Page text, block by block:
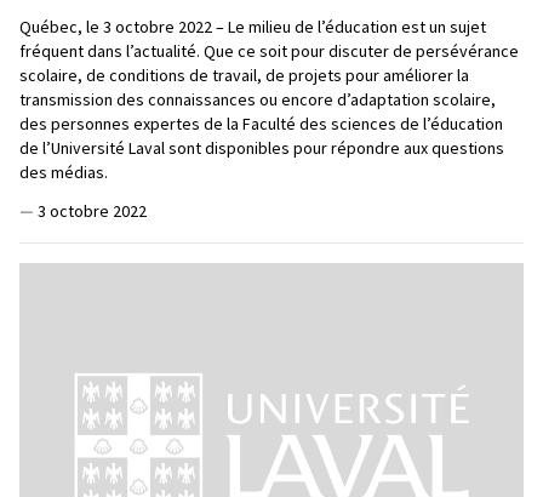
Québec, le 3 octobre 2022 – Le milieu de l’éducation est un sujet
fréquent dans l’actualité. Que ce soit pour discuter de persévérance
scolaire, de conditions de travail, de projets pour améliorer la
transmission des connaissances ou encore d’adaptation scolaire,
des personnes expertes de la Faculté des sciences de l’éducation
de l’Université Laval sont disponibles pour répondre aux questions
des médias.
— 3 octobre 2022